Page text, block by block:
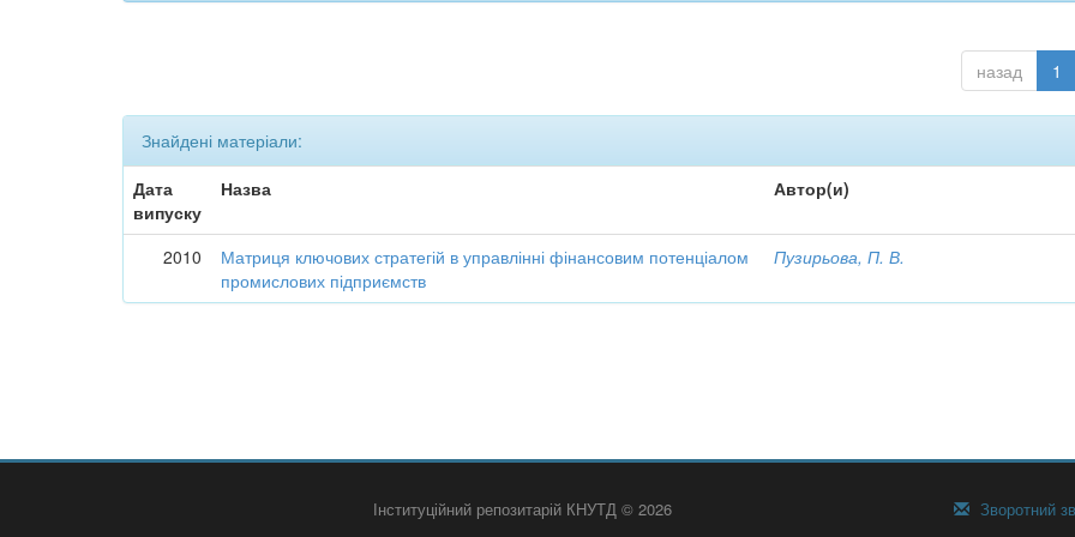
назад 1
Знайдені матеріали:
Дата
випуску
Назва Автор(и)
2010
Матриця ключових стратегій в управлінні фінансовим потенціалом
промислових підприємств
Пузирьова, П. В.
Інституційний репозитарій КНУТД © 2026 Зворотний